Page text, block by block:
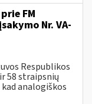
FM
Nr. VA-
Respublikos
58 straipsnių
analogiškos